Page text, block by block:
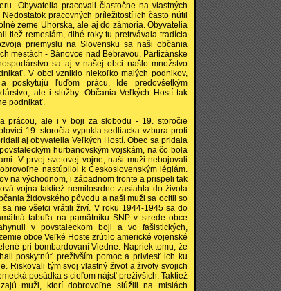
Obyvatelia pracovali čiastočne na vlastných
pracovných príležitostí ich často nútil
zeme Uhorska, ale aj do zámoria. Obyvatelia
tiež remeslám, dlhé roky tu pretrvávala tradícia
priemyslu na Slovensku sa naši občania
mestách - Bánovce nad Bebravou, Partizánske
sa aj v našej obci našlo množstvo
V obci vzniklo niekoľko malých podnikov,
poskytujú ľuďom prácu. Ide predovšetkým
ale i služby. Občania Veľkých Hostí tak
podnikať.
prácou, ale i v boji za slobodu - 19. storočie
19. storočia vypukla sedliacka vzbura proti
aj obyvatelia Veľkých Hostí. Obec sa pridala
hurbanovským vojskám, na čo bola
V prvej svetovej vojne, naši muži nebojovali
nastúpiloi k Československým légiám.
na východnom, i západnom fronte a prispeli tak
vojna taktiež nemilosrdne zasiahla do života
židovského pôvodu a naši muži sa ocitli so
nie všetci vrátili živí. V roku 1944-1945 sa do
tabuľa na pamätníku SNP v strede obce
v povstaleckom boji a vo fašistických,
obce Veľké Hoste zrútilo americké vojenské
pri bombardovaní Viedne. Napriek tomu, že
poskytnúť preživším pomoc a priviesť ich ku
Riskovali tým svoj vlastný život a životy svojich
posádka s cieľom nájsť preživších. Taktiež
muži, ktorí dobrovoľne slúžili na misiách